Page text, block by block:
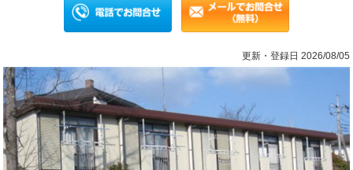
更新・登録日 2026/08/05